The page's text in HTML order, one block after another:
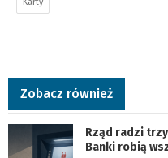
Zobacz również
Rząd radzi
Banki robią